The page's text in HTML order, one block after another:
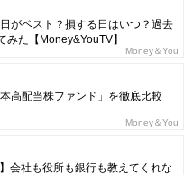
がベスト？損する日はいつ？過去
みた【Money&YouTV】
Money＆You
高配当株ファンド」を徹底比較
Money＆You
会社も役所も銀行も教えてくれな